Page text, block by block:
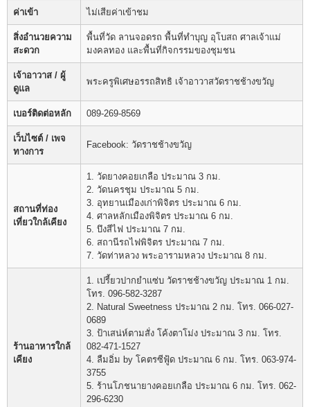
ค่าเข้า ไม่เสียค่าเข้าชม
สิ่งอำนวยความ
สะดวก
พื้นที่วัด ลานจอดรถ พื้นที่ทำบุญ อุโบสถ ศาลเจ้าแม่
มงคลทอง และพื้นที่กิจกรรมของชุมชน
เจ้าอาวาส / ผู้
ดูแล
พระครูพิเศษอรรถสิทธิ เจ้าอาวาสวัดราชช้างขวัญ
เบอร์ติดต่อหลัก 089-269-8569
เว็บไซต์ / เพจ
ทางการ
Facebook: วัดราชช้างขวัญ
สถานที่ท่อง
เที่ยวใกล้เคียง
1. วัดยางคอยเกลือ ประมาณ 3 กม.
2. วัดนครชุม ประมาณ 5 กม.
3. อุทยานเมืองเก่าพิจิตร ประมาณ 6 กม.
4. ศาลหลักเมืองพิจิตร ประมาณ 6 กม.
5. บึงสีไฟ ประมาณ 7 กม.
6. สถานีรถไฟพิจิตร ประมาณ 7 กม.
7. วัดท่าหลวง พระอารามหลวง ประมาณ 8 กม.
ร้านอาหารใกล้
เคียง
1. เปรี้ยวปากยำแซ่บ วัดราชช้างขวัญ ประมาณ 1 กม.
โทร. 096-582-3287
2. Natural Sweetness ประมาณ 2 กม. โทร. 066-027-
0689
3. ป้าเสน่ห์ตามสั่ง โค้งตาโม่ง ประมาณ 3 กม. โทร.
082-471-1527
4. ลืมอิ่ม by โคตรซีฟู้ด ประมาณ 6 กม. โทร. 063-974-
3755
5. ร้านโภชนายางคอยเกลือ ประมาณ 6 กม. โทร. 062-
296-6230